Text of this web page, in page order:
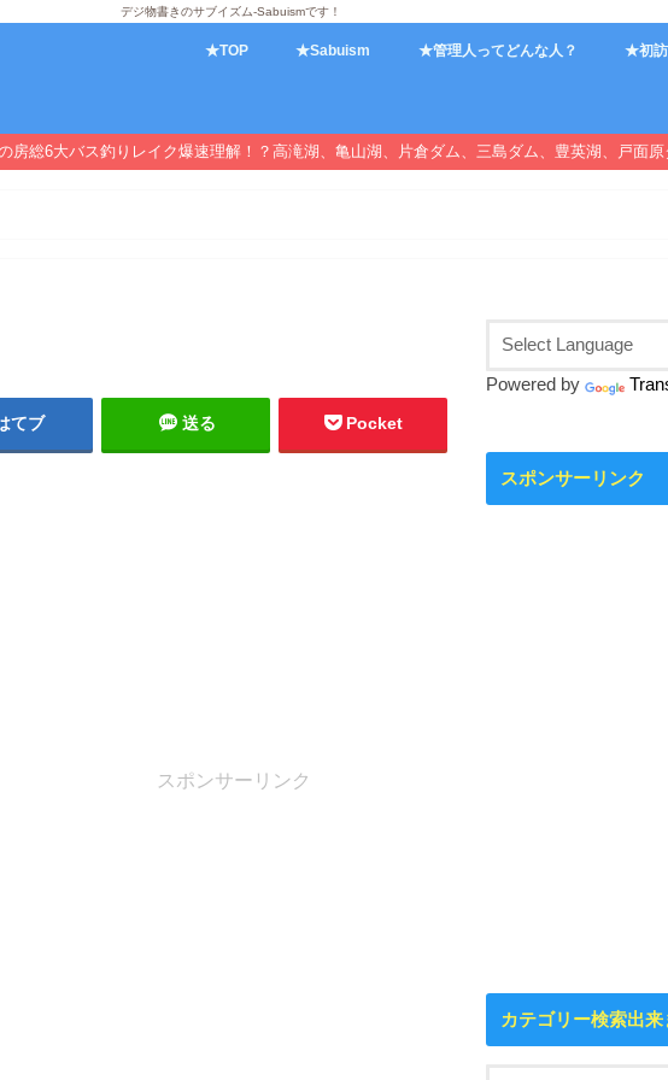
デジ物書きのサブイズム-Sabuismです！
★TOP ★Sabuism ★管理人ってどんな人？ ★初訪
房総6大バス釣りレイク爆速理解！？高滝湖、亀山湖、片倉ダム、三島ダム、豊英湖、戸面原
てブ 送る Pocket
スポンサーリンク
Powered by
スポンサーリンク
カテゴリー検索出